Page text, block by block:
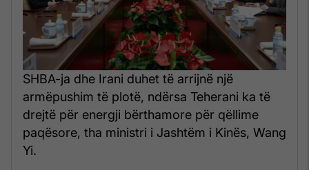
SHBA-ja dhe Irani duhet të arrijnë një
armëpushim të plotë, ndërsa Teherani ka të
drejtë për energji bërthamore për qëllime
paqësore, tha ministri i Jashtëm i Kinës, Wang
Yi.